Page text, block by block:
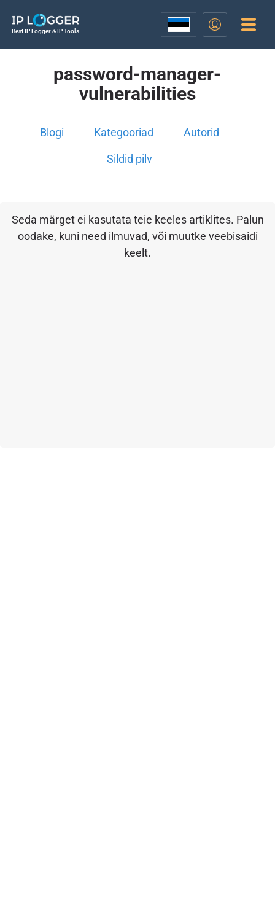
Best IP Logger & IP Tools
password-manager-
vulnerabilities
Blogi Kategooriad Autorid
Sildid pilv